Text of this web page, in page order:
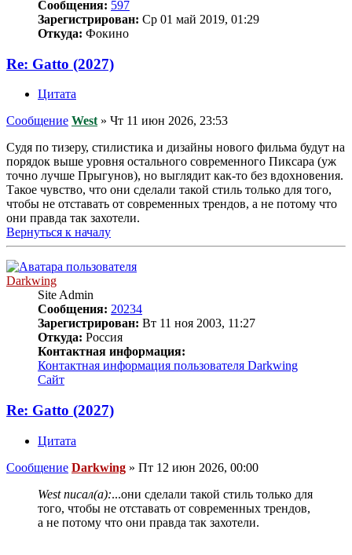
Сообщения: 597
Зарегистрирован: Ср 01 май 2019, 01:29
Откуда: Фокино
Re: Gatto (2027)
Цитата
Сообщение West » Чт 11 июн 2026, 23:53
Судя по тизеру, стилистика и дизайны нового фильма будут на
порядок выше уровня остального современного Пиксара (уж
точно лучше Прыгунов), но выглядит как-то без вдохновения.
Такое чувство, что они сделали такой стиль только для того,
чтобы не отставать от современных трендов, а не потому что
они правда так захотели.
Вернуться к началу
Darkwing
Site Admin
Сообщения: 20234
Зарегистрирован: Вт 11 ноя 2003, 11:27
Откуда: Россия
Контактная информация:
Контактная информация пользователя Darkwing
Сайт
Re: Gatto (2027)
Цитата
Сообщение Darkwing » Пт 12 июн 2026, 00:00
West писал(а):...они сделали такой стиль только для
того, чтобы не отставать от современных трендов,
а не потому что они правда так захотели.